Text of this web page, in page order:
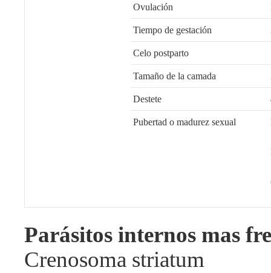
Ovulación
Tiempo de gestación
Celo postparto
Tamaño de la camada
Destete
Pubertad o madurez sexual
Parásitos internos mas
Crenosoma striatum